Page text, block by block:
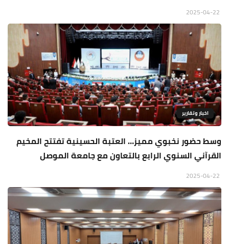
اخبار وتقارير
وسط حضور نخبوي مميز… العتبة الحسينية تفتتح المخيم
القرآني السنوي الرابع بالتعاون مع جامعة الموصل